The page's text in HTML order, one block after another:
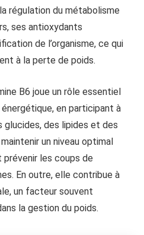
régulation du métabolisme
ses antioxydants
de l’organisme, ce qui
à la perte de poids.
B6 joue un rôle essentiel
en participant à
glucides, des lipides et des
un niveau optimal
prévenir les coups de
En outre, elle contribue à
un facteur souvent
la gestion du poids.